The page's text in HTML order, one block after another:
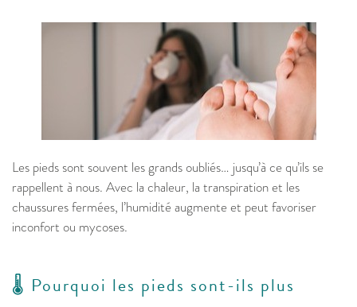
Les pieds sont souvent les grands oubliés… jusqu’à ce qu’ils se
rappellent à nous. Avec la chaleur, la transpiration et les
chaussures fermées, l’humidité augmente et peut favoriser
inconfort ou mycoses.
🌡️ Pourquoi les pieds sont-ils plus